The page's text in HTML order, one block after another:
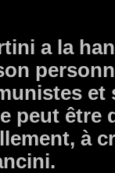
a la
peut être
à